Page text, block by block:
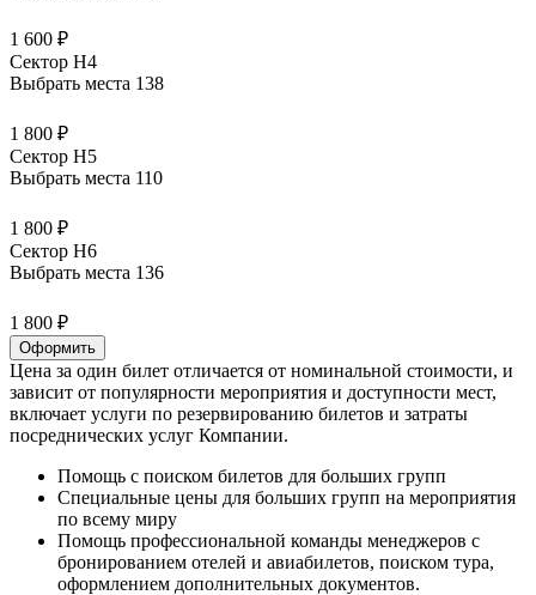
1 600 ₽
Сектор H4
Выбрать места 138
1 800 ₽
Сектор H5
Выбрать места 110
1 800 ₽
Сектор H6
Выбрать места 136
1 800 ₽
Оформить
Цена за один билет отличается от номинальной стоимости, и
зависит от популярности мероприятия и доступности мест,
включает услуги по резервированию билетов и затраты
посреднических услуг Компании.
Помощь с поиском билетов для больших групп
Специальные цены для больших групп на мероприятия
по всему миру
Помощь профессиональной команды менеджеров с
бронированием отелей и авиабилетов, поиском тура,
оформлением дополнительных документов.